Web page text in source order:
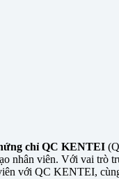
chỉ QC KENTEI
nhân viên. Với vai trò
với QC KENTEI,